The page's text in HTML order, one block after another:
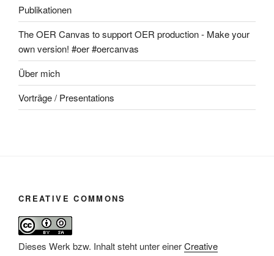
Publikationen
The OER Canvas to support OER production - Make your
own version! #oer #oercanvas
Über mich
Vorträge / Presentations
CREATIVE COMMONS
Dieses Werk bzw. Inhalt steht unter einerCreative